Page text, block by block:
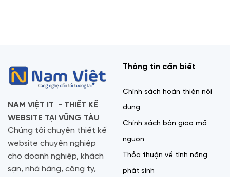
NAM VIỆT IT - THIẾT KẾ
WEBSITE TẠI VŨNG TÀU
Chúng tôi chuyên thiết kế
website chuyên nghiệp
cho doanh nghiệp, khách
sạn, nhà hàng, công ty,
Thông tin cần biết
Chính sách hoàn thiện nội
dung
Chính sách bàn giao mã
nguồn
Thỏa thuận về tính năng
phát sinh